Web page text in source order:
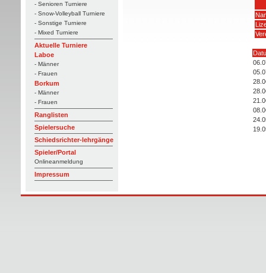
- Senioren Turniere
- Snow-Volleyball Turniere
- Sonstige Turniere
- Mixed Turniere
Aktuelle Turniere
Laboe
- Männer
- Frauen
Borkum
- Männer
- Frauen
Ranglisten
Spielersuche
Schiedsrichter-lehrgänge
Spieler/Portal
Onlineanmeldung
Impressum